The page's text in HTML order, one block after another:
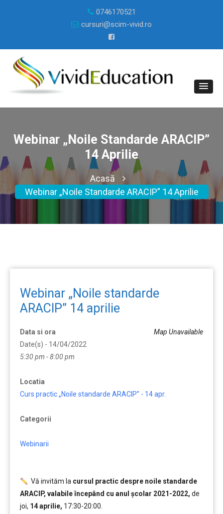
0746170521
cursuri@scim-vivid.ro
Webinar „Noile Standarde ARACIP”
14 Aprilie
Acasă
Webinar „Noile Standarde ARACIP” 14 Aprilie
Webinar „Noile standarde
ARACIP” 14 aprilie
Map Unavailable
Data si ora
Date(s) - 14/04/2022
5:30 pm - 8:00 pm
Locatia
Curs practic „Noile standarde ARACIP” - 14 apr.
Categorii
Webinarii
Vă invităm la cursul practic despre noile standarde
ARACIP, valabile începând cu anul școlar 2021-2022, de
joi, 14 aprilie, 17:30-20:00.